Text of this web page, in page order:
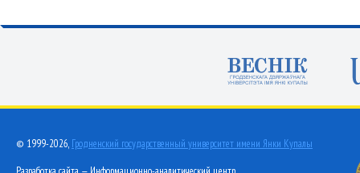
© 1999-2026, Гродненский государственный университет имени Янки Купалы